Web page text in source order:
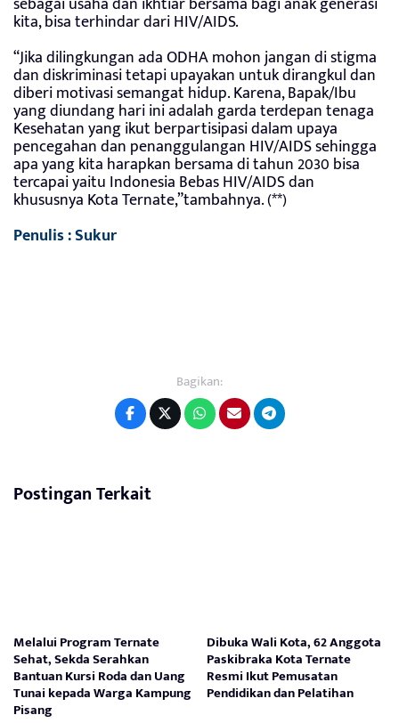
kita, bisa terhindar dari HIV/AIDS.
“Jika dilingkungan ada ODHA mohon jangan di stigma
dan diskriminasi tetapi upayakan untuk dirangkul dan
diberi motivasi semangat hidup. Karena, Bapak/Ibu
yang diundang hari ini adalah garda terdepan tenaga
Kesehatan yang ikut berpartisipasi dalam upaya
pencegahan dan penanggulangan HIV/AIDS sehingga
apa yang kita harapkan bersama di tahun 2030 bisa
tercapai yaitu Indonesia Bebas HIV/AIDS dan
khususnya Kota Ternate,”tambahnya. (**)
Penulis : Sukur
Bagikan:
Postingan Terkait
Melalui Program Ternate
Sehat, Sekda Serahkan
Bantuan Kursi Roda dan Uang
Tunai kepada Warga Kampung
Pisang
Dibuka Wali Kota, 62 Anggota
Paskibraka Kota Ternate
Resmi Ikut Pemusatan
Pendidikan dan Pelatihan